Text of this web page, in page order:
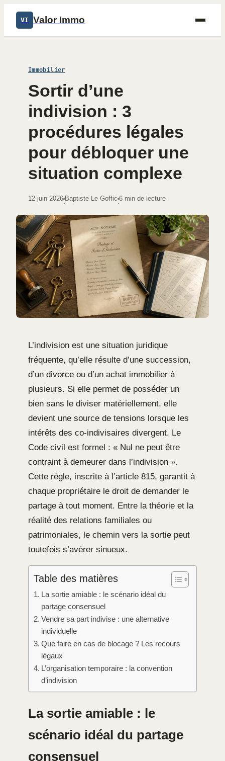
VI Valor Immo
Immobilier
Sortir d’une
indivision : 3
procédures légales
pour débloquer une
situation complexe
12 juin 2026
·
Baptiste Le Goffic
·
6 min de lecture
L’indivision est une situation juridique
fréquente, qu’elle résulte d’une succession,
d’un divorce ou d’un achat immobilier à
plusieurs. Si elle permet de posséder un
bien sans le diviser matériellement, elle
devient une source de tensions lorsque les
intérêts des co-indivisaires divergent. Le
Code civil est formel : « Nul ne peut être
contraint à demeurer dans l’indivision ».
Cette règle, inscrite à l’article 815, garantit à
chaque propriétaire le droit de demander le
partage à tout moment. Entre la théorie et la
réalité des relations familiales ou
patrimoniales, le chemin vers la sortie peut
toutefois s’avérer sinueux.
Table des matières
La sortie amiable : le scénario idéal du
partage consensuel
Vendre sa part indivise : une alternative
individuelle
Que faire en cas de blocage ? Les recours
légaux
L’organisation temporaire : la convention
d’indivision
La sortie amiable : le
scénario idéal du partage
consensuel